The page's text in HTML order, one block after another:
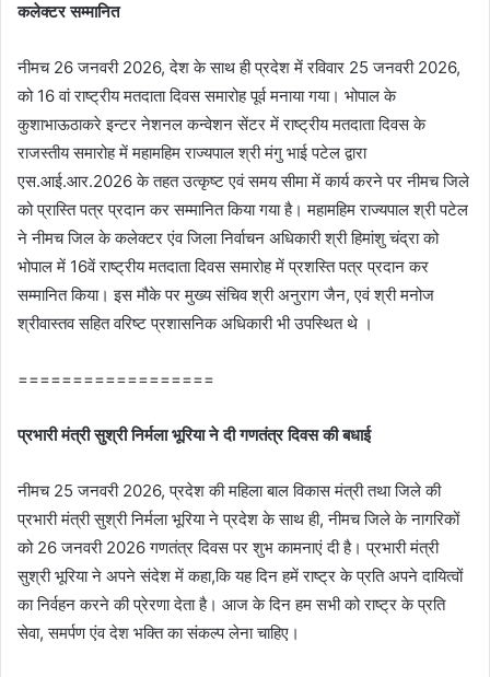
कलेक्‍टर सम्‍मानित
नीमच 26 जनवरी 2026, देश के साथ ही प्रदेश में रविवार 25 जनवरी 2026,
को 16 वां राष्‍ट्रीय मतदाता दिवस समारोह पूर्व मनाया गया। भोपाल के
कुशाभाऊठाकरे इन्‍टर नेशनल कन्‍वेशन सेंटर में राष्‍ट्रीय मतदाता दिवस के
राजस्‍तीय समारो‍ह में महामहिम राज्‍यपाल श्री मंगु भाई पटेल द्वारा
एस.आई.आर.2026 के तहत उत्कृष्‍ट एवं समय सीमा में कार्य करने पर नीमच जिले
को प्रास्ति पत्र प्रदान कर सम्‍मानित किया गया है। महामहिम राज्यपाल श्री पटेल
ने नीमच जिल के कलेक्‍टर एंव जिला निर्वाचन अधिकारी श्री हिमांशु चंद्रा को
भोपाल में 16वें राष्‍ट्रीय मतदाता दिवस समारोह में प्रशस्ति पत्र प्रदान कर
सम्‍मानित किया। इस मौके पर मुख्‍य संचिव श्री अनुराग जैन, एवं श्री मनोज
श्रीवास्‍तव सहित वरिष्‍ट प्रशासनिक अधिकारी भी उपस्‍थित थे ।
==================
प्रभारी मंत्री सुश्री निर्मला भूरिया ने दी गणतंत्र दिवस की बधाई
नीमच 25 जनवरी 2026, प्रदेश की महिला बाल विकास मंत्री तथा जिले की
प्रभारी मंत्री सुश्री निर्मला भूरिया ने प्रदेश के साथ ही, नीमच जिले के नागरिकों
को 26 जनवरी 2026 गणतंत्र दिवस पर शुभ कामनाएं दी है। प्रभारी मंत्री
सुश्री भूरिया ने अपने संदेश में कहा,कि यह दिन हमें राष्‍ट्र के प्रति अपने दायित्वों
का निर्वहन करने की प्रेरणा देता है। आज के दिन हम सभी को राष्ट्र के प्रति
सेवा, समर्पण एंव देश भक्ति का संकल्प लेना चाहिए।